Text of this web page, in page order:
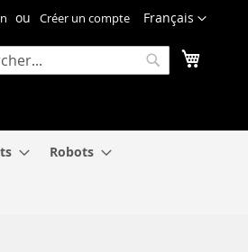
Langue
Français
Créer un compte
Robots